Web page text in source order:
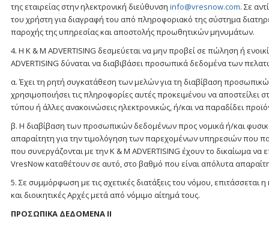
της εταιρείας στην ηλεκτρονική διεύθυνση info@vresnow.com. Σε
του χρήστη για διαγραφή του από πληροφοριακό της σύστημα
παροχής της υπηρεσίας και αποστολής προωθητικών μηνυμάτων.
4. Η K & M ADVERTISING δεσμεύεται να μην προβεί σε πώληση ή
ADVERTISING δύναται να διαβιβάσει προσωπικά δεδομένα των
α. Έχει τη ρητή συγκατάθεση των μελών για τη διαβίβαση
χρησιμοποιήσει τις πληροφορίες αυτές προκειμένου να
τύπου ή άλλες ανακοινώσεις ηλεκτρονικώς, ή/και να παραδίδει
β. Η διαβίβαση των προσωπικών δεδομένων προς νομικά ή/και
απαραίτητη για την τιμολόγηση των παρεχομένων υπηρεσιών που
που συνεργάζονται με την K & M ADVERTISING έχουν το δικαίωμα
VresNow καταθέτουν σε αυτό, στο βαθμό που είναι απόλυτα
5. Σε συμμόρφωση με τις σχετικές διατάξεις του νόμου,
και διοικητικές Αρχές μετά από νόμιμο αίτημά τους.
ΠΡΟΣΩΠΙΚΑ ΔΕΔΟΜΕΝΑ ΙΙ